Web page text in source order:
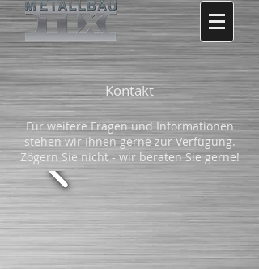
Kontakt
Für weitere Fragen und Informationen
stehen wir Ihnen gerne zur Verfügung.
Zögern Sie nicht - wir beraten Sie gerne!